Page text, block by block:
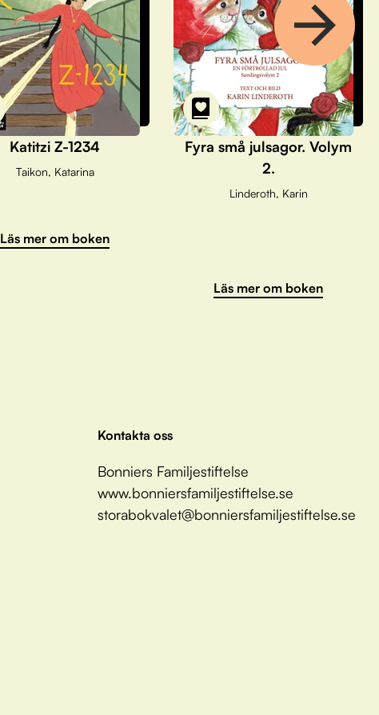
Katitzi Z-1234
Taikon, Katarina
Läs mer om boken
Fyra små julsagor. Volym
2.
Linderoth, Karin
Läs mer om boken
Kontakta oss
Bonniers Familjestiftelse
www.bonniersfamiljestiftelse.se
storabokvalet@bonniersfamiljestiftelse.se